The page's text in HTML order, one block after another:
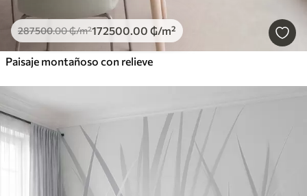
287500.00₲/m²172500.00 ₲/m²
Paisaje montañoso con relieve